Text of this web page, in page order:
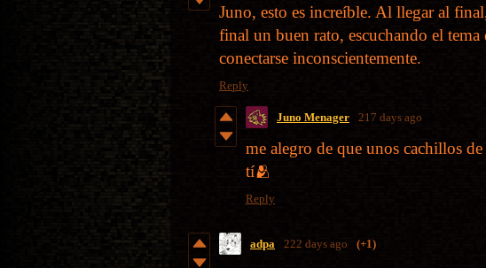
Juno, esto es increíble. Al llegar al
final un buen rato, escuchando el
conectarse inconscientemente.
Reply
Juno Menager 217 days ago
me alegro de que unos cachillos
tí🫂
Reply
adpa 222 days ago (+1)